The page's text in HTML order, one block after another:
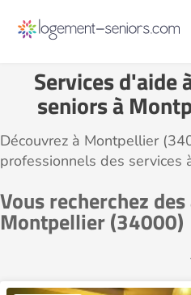
Services d'aide
seniors à
Découvrez à Montpellier
professionnels des services
Vous recherchez
Montpellier (34000)